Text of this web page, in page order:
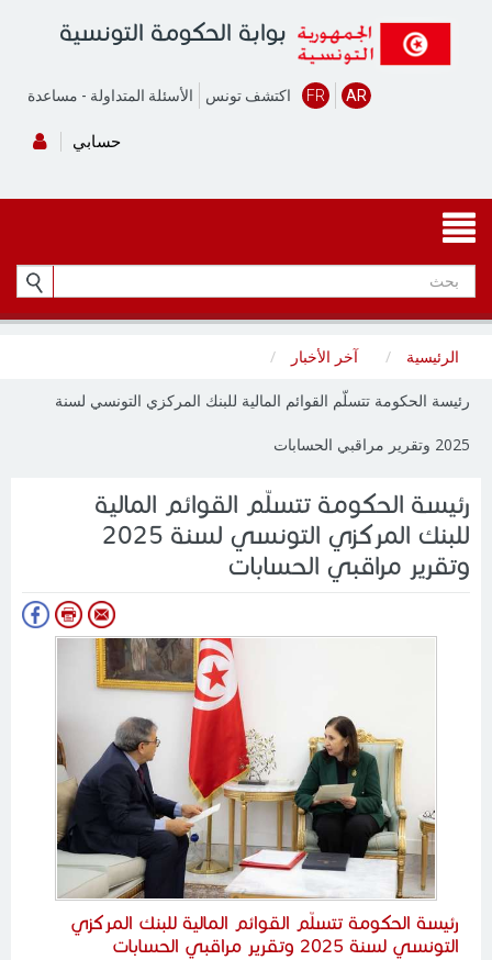
بوابة الحكومة التونسية
الأسئلة المتداولة - مساعدة اكتشف تونس FR AR
حسابي
الرئيسية آخر الأخبار
رئيسة الحكومة تتسلّم القوائم المالية للبنك المركزي التونسي لسنة
2025 وتقرير مراقبي الحسابات
رئيسة الحكومة تتسلّم القوائم المالية
للبنك المركزي التونسي لسنة 2025
وتقرير مراقبي الحسابات
رئيسة الحكومة تتسلّم القوائم المالية للبنك المركزي
التونسي لسنة 2025 وتقرير مراقبي الحسابات